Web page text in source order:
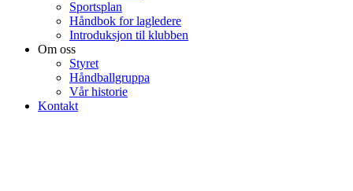
Sportsplan
Håndbok for lagledere
Introduksjon til klubben
Om oss
Styret
Håndballgruppa
Vår historie
Kontakt